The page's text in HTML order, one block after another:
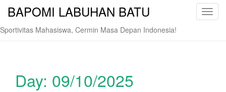
T
BAPOMI LABUHAN BATU
Sportivitas Mahasiswa, Cermin Masa Depan Indonesia!
Day: 09/10/2025